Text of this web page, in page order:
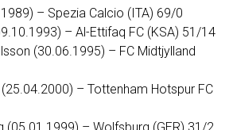
– Spezia Calcio (ITA) 69/0
– Al-Ettifaq FC (KSA) 51/14
(30.06.1995) – FC Midtjylland
– Tottenham Hotspur FC